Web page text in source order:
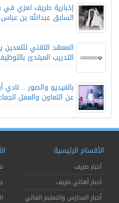
إخبارية طريف تعزي في
السابق عبدالله بن
المعهد التقني للتعدين
التدريب المبتدئ
بالفيديو والصور .. نادي
عن التعاون والعمل
الأقسام الرئيسية
أخبار طريف
أخبار أهالي طريف
أخبار المدارس والتعليم العالي